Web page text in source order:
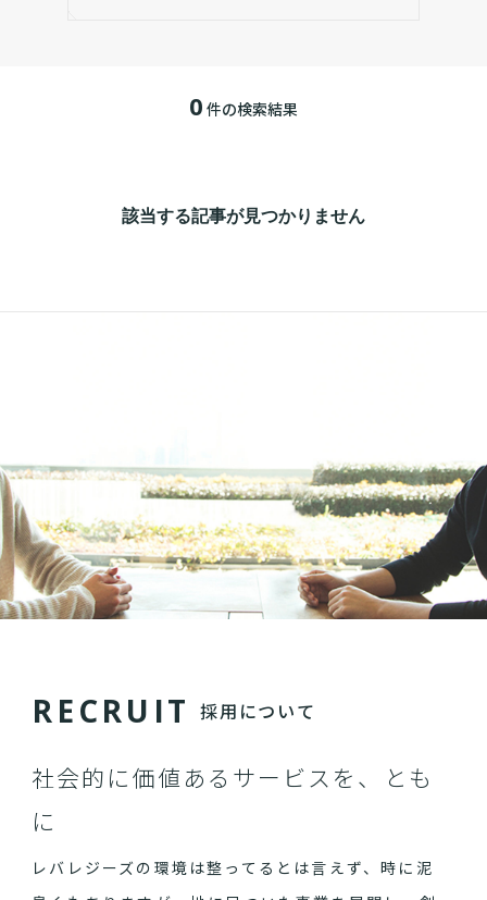
0 件の検索結果
該当する記事が見つかりません
RECRU IT 採用について
社会的に価値あるサービスを、とも
に
レバレジーズの環境は整ってるとは言えず、時に泥